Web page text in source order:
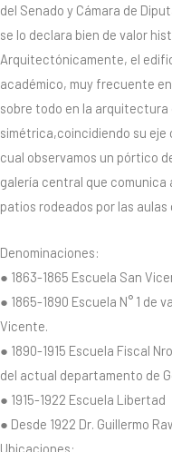
del Senado y Cámara de
se lo declara bien de valor
Arquitectónicamente, el
académico, muy frecuente
sobre todo en la
simétrica,coincidiendo su
cual observamos un pórtico
galería central que comunica
patios rodeados por las
Denominaciones:
● 1863-1865 Escuela San
● 1865-1890 Escuela N° 1 de
Vicente.
● 1890-1915 Escuela Fiscal
del actual departamento de
● 1915-1922 Escuela Libertad
● Desde 1922 Dr. Guillermo
Ubicaciones: